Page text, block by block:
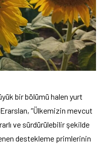
bir bölümü halen yurt
Erarslan, “Ülkemizin mevcut
ve sürdürülebilir şekilde
destekleme primlerinin